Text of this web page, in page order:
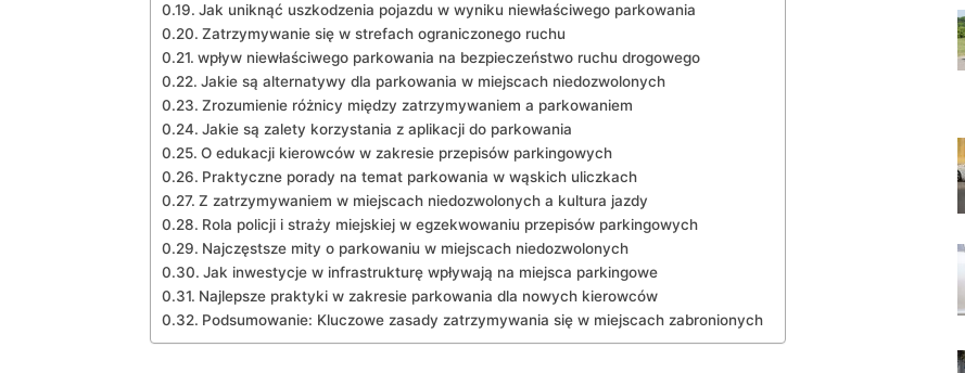
Jak uniknąć uszkodzenia pojazdu​ w wyniku niewłaściwego parkowania
Zatrzymywanie się w strefach ograniczonego ruchu
wpływ niewłaściwego parkowania na bezpieczeństwo ruchu drogowego
Jakie‍ są alternatywy dla parkowania w miejscach niedozwolonych
Zrozumienie różnicy‍ między ⁤zatrzymywaniem a parkowaniem
Jakie są zalety korzystania z aplikacji do parkowania
O edukacji kierowców w ‌zakresie ​przepisów parkingowych
Praktyczne porady na temat parkowania w wąskich uliczkach
Z zatrzymywaniem w ​miejscach niedozwolonych a kultura jazdy
Rola​ policji i straży miejskiej ⁢w egzekwowaniu przepisów⁣ parkingowych
Najczęstsze‍ mity o parkowaniu w miejscach niedozwolonych
Jak inwestycje w infrastrukturę wpływają ⁤na ‌miejsca parkingowe
Najlepsze praktyki w zakresie parkowania dla nowych kierowców
Podsumowanie: Kluczowe zasady zatrzymywania się w miejscach zabronionych